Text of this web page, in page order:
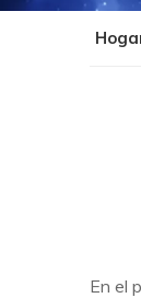
En el